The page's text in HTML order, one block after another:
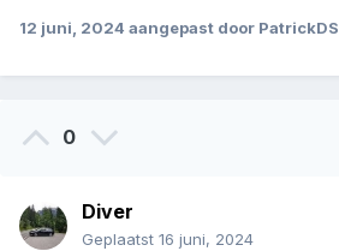
12 juni, 2024 aangepast door PatrickDS
0
Diver
Geplaatst 16 juni, 2024